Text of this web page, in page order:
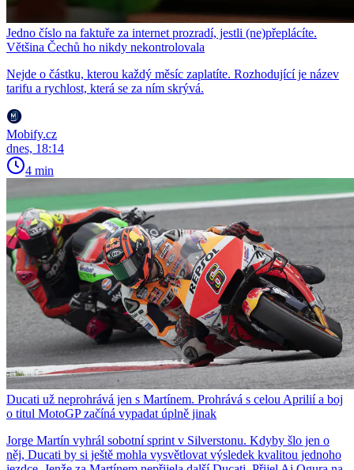
Jedno číslo na faktuře za internet prozradí, jestli (ne)přeplácíte.
Většina Čechů ho nikdy nekontrolovala
Nejde o částku, kterou každý měsíc zaplatíte. Rozhodující je název
tarifu a rychlost, která se za ním skrývá.
Mobify.cz
dnes, 18:14
4 min
Ducati už neprohrává jen s Martínem. Prohrává s celou Aprilií a boj
o titul MotoGP začíná vypadat úplně jinak
Jorge Martín vyhrál sobotní sprint v Silverstonu. Kdyby šlo jen o
něj, Ducati by si ještě mohla vysvětlovat výsledek kvalitou jednoho